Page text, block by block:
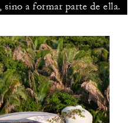
sino a formar parte de ella.